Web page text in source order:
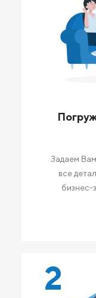
Задаем
все
бизнес-
2